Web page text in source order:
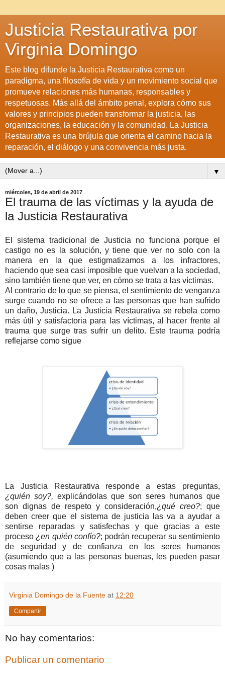
Justicia Restaurativa por
Virginia Domingo
Este blog difunde la Justicia Restaurativa como un
paradigma, una filosofía de vida y un movimiento social que
promueve relaciones más humanas, responsables y
respetuosas. Más allá del ámbito penal, explora cómo sus
valores y principios pueden transformar la justicia, las
organizaciones, la educación y la comunidad. La Justicia
Restaurativa es una brújula que orienta el camino hacia la
reparación, el diálogo y una convivencia más justa.
▼
miércoles, 19 de abril de 2017
El trauma de las víctimas y la ayuda de
la Justicia Restaurativa
El sistema tradicional de Justicia no funciona porque el
castigo no es la solución, y tiene que ver no solo con la
manera en la que estigmatizamos a los infractores,
haciendo que sea casi imposible que vuelvan a la sociedad,
sino también tiene que ver, en cómo se trata a las víctimas.
Al contrario de lo que se piensa, el sentimiento de venganza
surge cuando no se ofrece a las personas que han sufrido
un daño, Justicia. La Justicia Restaurativa se rebela como
más útil y satisfactoria para las víctimas, al hacer frente al
trauma que surge tras sufrir un delito. Este trauma podría
reflejarse como sigue
La Justicia Restaurativa responde a estas preguntas,
¿quién soy?, explicándolas que son seres humanos que
son dignas de respeto y consideración,¿qué creo?; que
deben creer que el sistema de justicia las va a ayudar a
sentirse reparadas y satisfechas y que gracias a este
proceso¿en quién confío?; podrán recuperar su sentimiento
de seguridad y de confianza en los seres humanos
(asumiendo que a las personas buenas, les pueden pasar
cosas malas )
Virginia Domingo de la Fuente at 12:20
Compartir
No hay comentarios:
Publicar un comentario